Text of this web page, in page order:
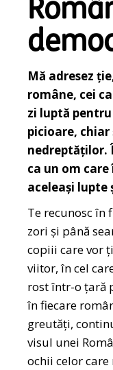
Mă adresez
române, cei
zi luptă
picioare,
nedreptăților.
ca un om
aceleași lupte
Te recunosc în
zori și până
copiii care vor
viitor, în cel
rost într-o țară
în fiecare
greutăți,
visul unei
ochii celor